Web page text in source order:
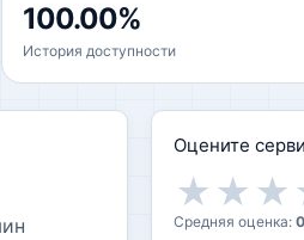
100.00%
История доступности
Оцените
★
★
★
Средняя оценка: